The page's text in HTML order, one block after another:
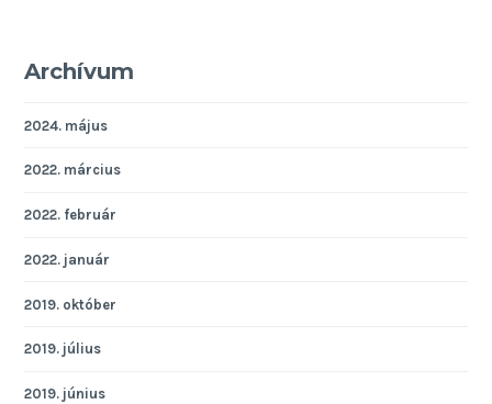
Archívum
2024. május
2022. március
2022. február
2022. január
2019. október
2019. július
2019. június